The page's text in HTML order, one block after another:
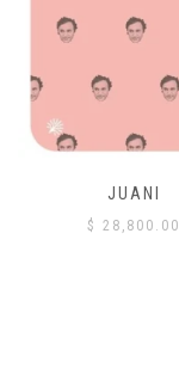
JUANI
$ 28,800.00